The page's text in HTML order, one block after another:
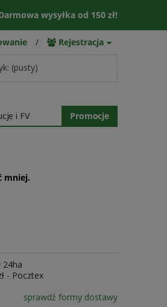
wysyłka od 150 zł!
/ Rejestracja
(pusty)
i FV Promocje
mniej.
24ha
- Pocztex
sprawdź formy dostawy